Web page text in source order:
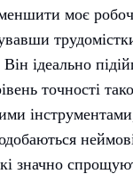
моє
Він ідеально
точності
значно